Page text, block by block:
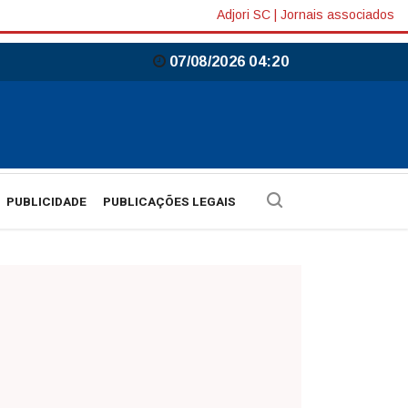
Adjori SC Jornais associados
07/08/2026 04:20
PUBLICIDADE PUBLICAÇÕES LEGAIS